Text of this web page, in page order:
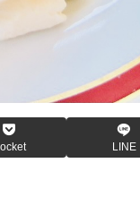
LINE